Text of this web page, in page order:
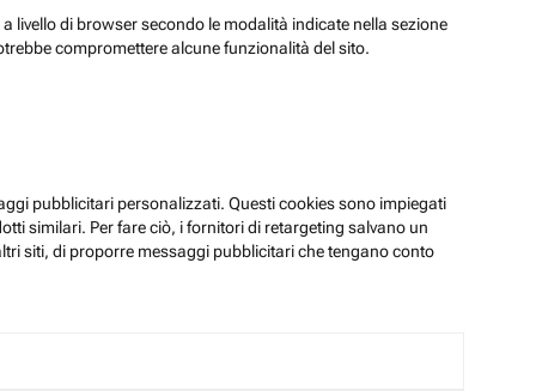
livello di browser secondo le modalità indicate nella sezione
compromettere alcune funzionalità del sito.
pubblicitari personalizzati. Questi cookies sono impiegati
similari. Per fare ciò, i fornitori di retargeting salvano un
siti, di proporre messaggi pubblicitari che tengano conto